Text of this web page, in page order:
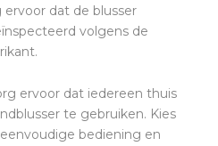
dat de blusser
volgens de
ervoor dat iedereen thuis
te gebruiken. Kies
bediening en